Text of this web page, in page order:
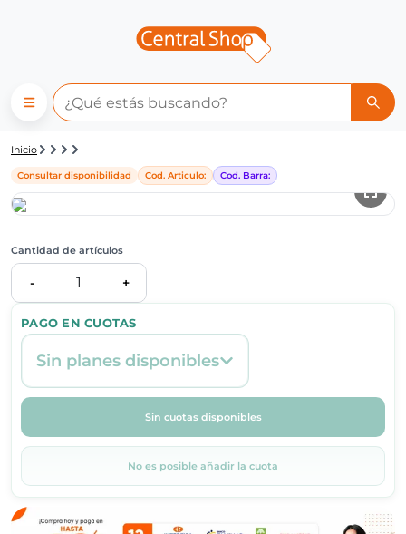
Detalle de producto | Central
Inicio
Consultar disponibilidad Cod. Articulo: Cod. Barra:
PAGO EN CUOTAS
Sin planes disponibles
Sin cuotas disponibles
No es posible añadir la cuota
Cantidad de artículos
- 1 +